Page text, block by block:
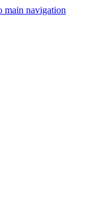
main navigation